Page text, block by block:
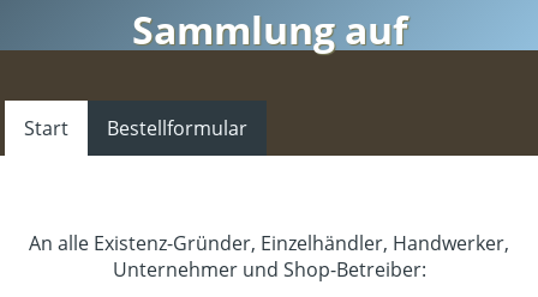
Sammlung auf
Start Bestellformular
An alle Existenz-Gründer, Einzelhändler, Handwerker,
Unternehmer und Shop-Betreiber: